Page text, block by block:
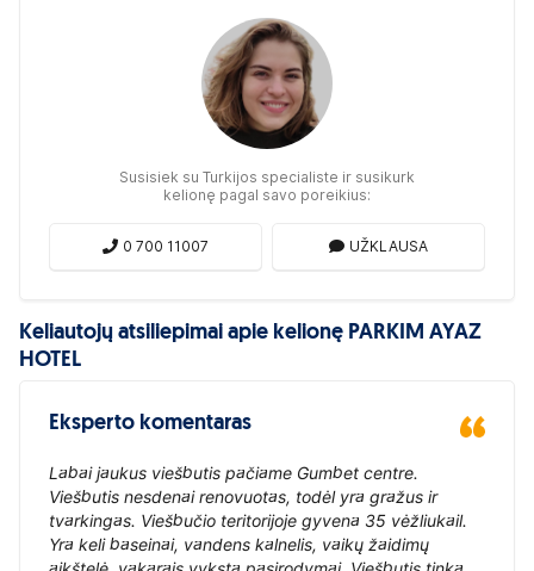
Susisiek su Turkijos specialiste ir susikurk
kelionę pagal savo poreikius:
0 700 11007 UŽKLAUSA
Keliautojų atsiliepimai apie kelionę PARKIM AYAZ
HOTEL
Eksperto komentaras
Labai jaukus viešbutis pačiame Gumbet centre.
Viešbutis nesdenai renovuotas, todėl yra gražus ir
tvarkingas. Viešbučio teritorijoje gyvena 35 vėžliukail.
Yra keli baseinai, vandens kalnelis, vaikų žaidimų